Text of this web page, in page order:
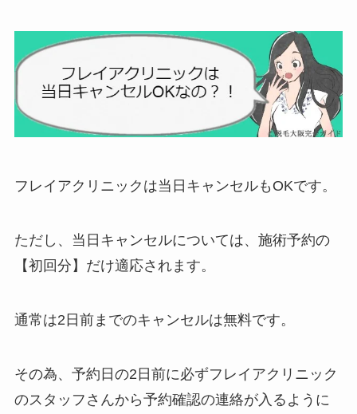
フレイアクリニックは当日キャンセルもOKです。
ただし、当日キャンセルについては、施術予約の
【初回分】だけ適応されます。
通常は2日前までのキャンセルは無料です。
その為、予約日の2日前に必ずフレイアクリニック
のスタッフさんから予約確認の連絡が入るように